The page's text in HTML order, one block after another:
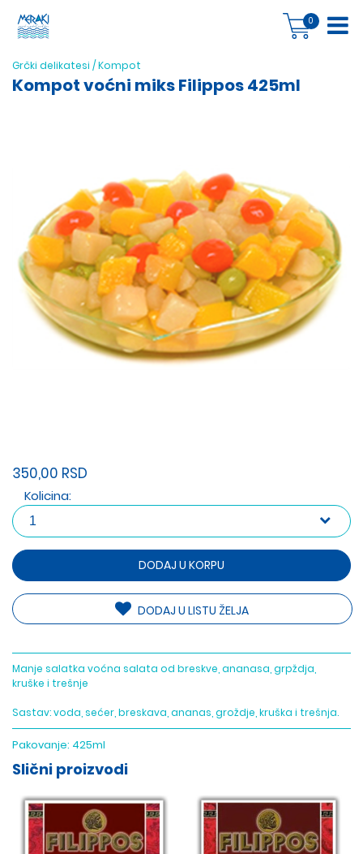
0
Grčki delikatesi /Kompot
Kompot voćni miks Filippos 425ml
350,00 RSD
Kolicina:
DODAJ U KORPU
DODAJ U LISTU ŽELJA
Manje salatka voćna salata od breskve, ananasa, grpždja,
kruške i trešnje
Sastav: voda, sećer, breskava, ananas, groždje, kruška i trešnja.
Pakovanje: 425ml
Slični proizvodi